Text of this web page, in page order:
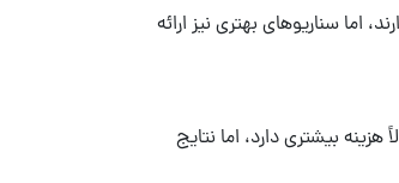
اما سناریوهای بهتری نیز ارائه
بیشتری دارد، اما نتایج